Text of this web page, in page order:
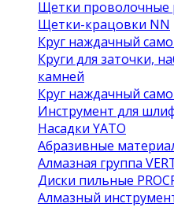
Щетки проволочные
Щетки-крацовки NN
Круг наждачный
Круги для заточки,
камней
Круг наждачный
Инструмент для
Насадки YATO
Абразивные
Алмазная группа
Диски пильные
Алмазный